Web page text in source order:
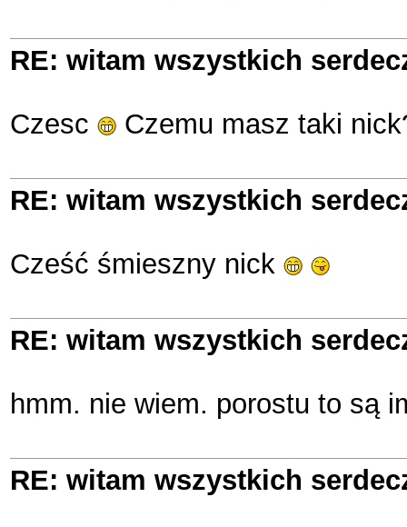
RE: witam wszystkich
Czesc Czemu masz taki
RE: witam wszystkich
Cześć śmieszny nick
RE: witam wszystkich
hmm. nie wiem. porostu to są
RE: witam wszystkich